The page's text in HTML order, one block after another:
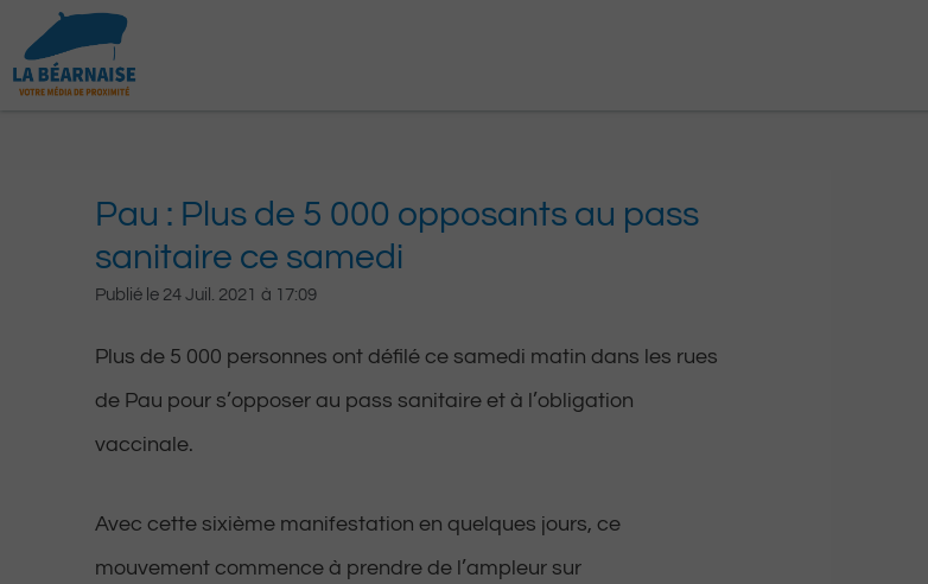
contenu
Pau : Plus de 5 000 opposants au pass
sanitaire ce samedi
Publié le 24 Juil. 2021 à 17:09
Plus de 5 000 personnes ont défilé ce samedi matin dans les rues
de Pau pour s’opposer au pass sanitaire et à l’obligation
vaccinale.
Avec cette sixième manifestation en quelques jours, ce
mouvement commence à prendre de l’ampleur sur